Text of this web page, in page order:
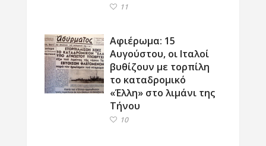
11
Αφιέρωμα: 15
Αυγούστου, οι Ιταλοί
βυθίζουν με τορπίλη
το καταδρομικό
«Έλλη» στο λιμάνι της
Τήνου
10